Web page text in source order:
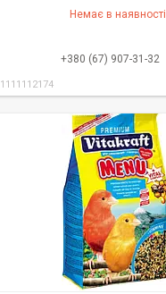
Немає в наявності
+380 (67) 907-31-32
1111112174